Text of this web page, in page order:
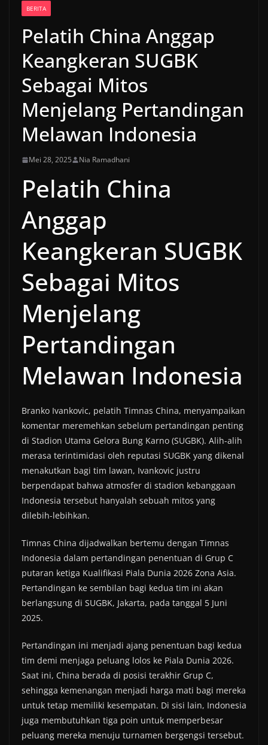
BERITA
Pelatih China Anggap
Keangkeran SUGBK
Sebagai Mitos
Menjelang Pertandingan
Melawan Indonesia
Mei 28, 2025 Nia Ramadhani
Pelatih China
Anggap
Keangkeran SUGBK
Sebagai Mitos
Menjelang
Pertandingan
Melawan Indonesia
Branko Ivankovic, pelatih Timnas China, menyampaikan
komentar meremehkan sebelum pertandingan penting
di Stadion Utama Gelora Bung Karno (SUGBK). Alih-alih
merasa terintimidasi oleh reputasi SUGBK yang dikenal
menakutkan bagi tim lawan, Ivankovic justru
berpendapat bahwa atmosfer di stadion kebanggaan
Indonesia tersebut hanyalah sebuah mitos yang
dilebih-lebihkan.
Timnas China dijadwalkan bertemu dengan Timnas
Indonesia dalam pertandingan penentuan di Grup C
putaran ketiga Kualifikasi Piala Dunia 2026 Zona Asia.
Pertandingan ke sembilan bagi kedua tim ini akan
berlangsung di SUGBK, Jakarta, pada tanggal 5 Juni
2025.
Pertandingan ini menjadi ajang penentuan bagi kedua
tim demi menjaga peluang lolos ke Piala Dunia 2026.
Saat ini, China berada di posisi terakhir Grup C,
sehingga kemenangan menjadi harga mati bagi mereka
untuk tetap memiliki kesempatan. Di sisi lain, Indonesia
juga membutuhkan tiga poin untuk memperbesar
peluang mereka menuju turnamen bergengsi tersebut.